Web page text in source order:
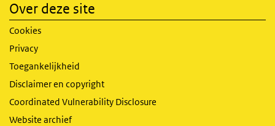
Over deze site
Cookies
Privacy
Toegankelijkheid
Disclaimer en copyright
Coordinated Vulnerability Disclosure
Website archief